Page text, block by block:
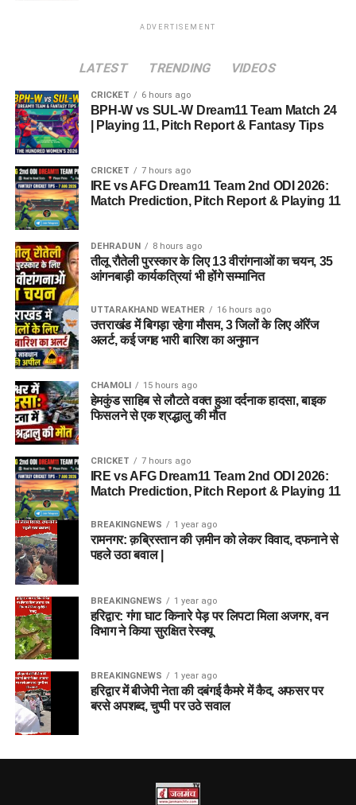
ADVERTISEMENT
LATEST TRENDING VIDEOS
CRICKET 6 hours ago
BPH-W vs SUL-W Dream11 Team Match 24
| Playing 11, Pitch Report & Fantasy Tips
CRICKET 7 hours ago
IRE vs AFG Dream11 Team 2nd ODI 2026:
Match Prediction, Pitch Report & Playing 11
DEHRADUN 8 hours ago
तीलू रौतेली पुरस्कार के लिए 13 वीरांगनाओं का चयन, 35
आंगनबाड़ी कार्यकत्रियां भी होंगे सम्मानित
UTTARAKHAND WEATHER 16 hours ago
उत्तराखंड में बिगड़ा रहेगा मौसम, 3 जिलों के लिए ऑरेंज
अलर्ट, कई जगह भारी बारिश का अनुमान
CHAMOLI 15 hours ago
हेमकुंड साहिब से लौटते वक्त हुआ दर्दनाक हादसा, बाइक
फिसलने से एक श्रद्धालु की मौत
CRICKET 7 hours ago
IRE vs AFG Dream11 Team 2nd ODI 2026:
Match Prediction, Pitch Report & Playing 11
BREAKINGNEWS 1 year ago
रामनगर: क़ब्रिस्तान की ज़मीन को लेकर विवाद, दफनाने से
पहले उठा बवाल |
BREAKINGNEWS 1 year ago
हरिद्वार: गंगा घाट किनारे पेड़ पर लिपटा मिला अजगर, वन
विभाग ने किया सुरक्षित रेस्क्यू
BREAKINGNEWS 1 year ago
हरिद्वार में बीजेपी नेता की दबंगई कैमरे में कैद, अफसर पर
बरसे अपशब्द, चुप्पी पर उठे सवाल